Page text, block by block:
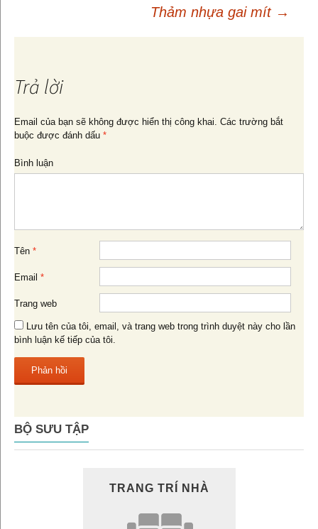
hướng
bài
viết
Thảm nhựa gai mít →
Trả lời
Email của bạn sẽ không được hiển thị công khai. Các trường bắt
buộc được đánh dấu *
Bình luận
Tên *
Email *
Trang web
Lưu tên của tôi, email, và trang web trong trình duyệt này cho lần
bình luận kế tiếp của tôi.
BỘ SƯU TẬP
TRANG TRÍ NHÀ